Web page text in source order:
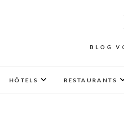
BLOG
HÔTELS RESTAURANTS